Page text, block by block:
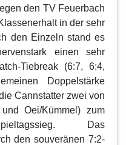
den TV Feuerbach
in der sehr
den Einzeln stand es
einen sehr
Tiebreak (6:7, 6:4,
Doppelstärke
Cannstatter zwei von
Oei/Kümmel) zum
Das
den souveränen 7:2-